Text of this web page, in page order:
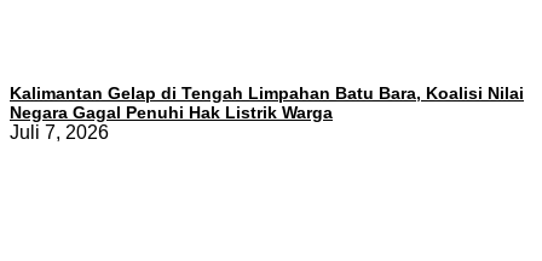
Kalimantan Gelap di Tengah Limpahan Batu Bara, Koalisi Nilai
Negara Gagal Penuhi Hak Listrik Warga
Juli 7, 2026